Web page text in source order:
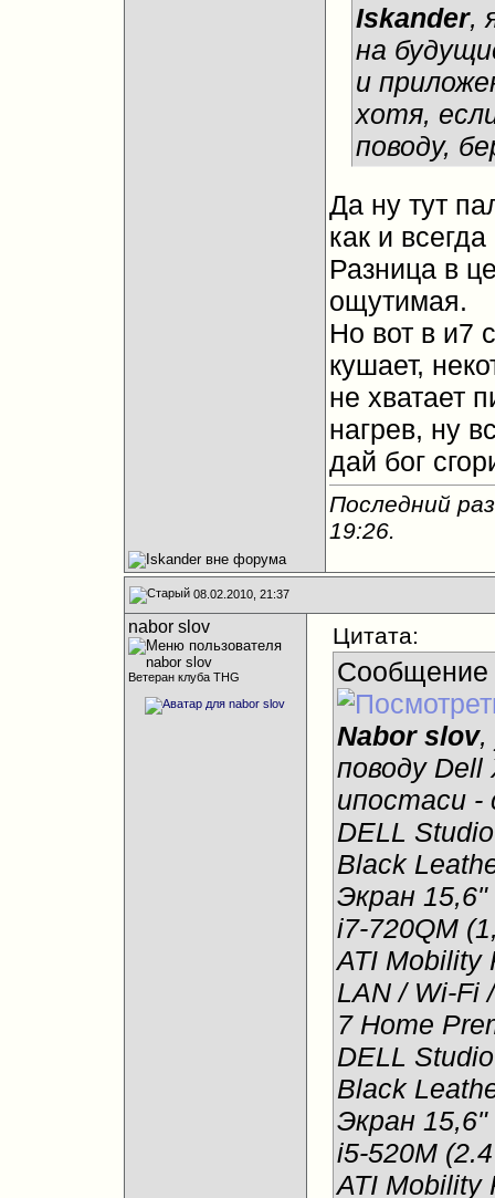
Iskander,
на
и
хотя,
поводу,
Да ну тут
как и всегда
Разница в
ощутимая.
Но вот в и7
кушает,
не хватает
нагрев, ну
дай бог
Последний
19:26.
08.02.2010, 21:37
nabor slov
Ветеран клуба THG
Цитата:
Сообщение
Nabor slov,
поводу Dell
ипостаси -
DELL
Black
Экран 15,6"
i7-720QM
ATI Mobility
LAN / Wi-Fi
7 Home
DELL
Black
Экран 15,6"
i5-520M
ATI Mobility